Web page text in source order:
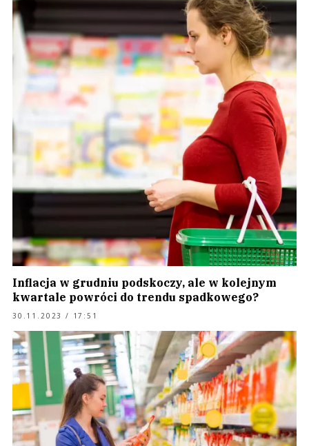
Inflacja w grudniu podskoczy, ale w kolejnym
kwartale powróci do trendu spadkowego?
30.11.2023 / 17:51